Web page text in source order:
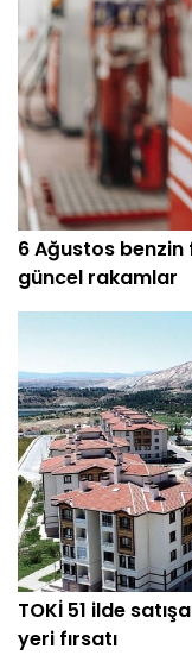
6 Ağustos benzin
güncel rakamlar
TOKİ 51 ilde
yeri fırsatı